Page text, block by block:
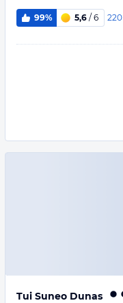
99% 5,6 / 6 220
Tui Suneo Dunas